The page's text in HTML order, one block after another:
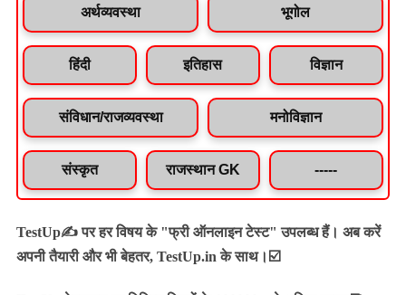
अर्थव्यवस्था भूगोल
हिंदी इतिहास विज्ञान
संविधान/राजव्यवस्था मनोविज्ञान
संस्कृत राजस्थान GK -----
TestUp✍️ पर हर विषय के "फ्री ऑनलाइन टेस्ट" उपलब्ध हैं। अब करें
अपनी तैयारी और भी बेहतर, TestUp.in के साथ।☑️